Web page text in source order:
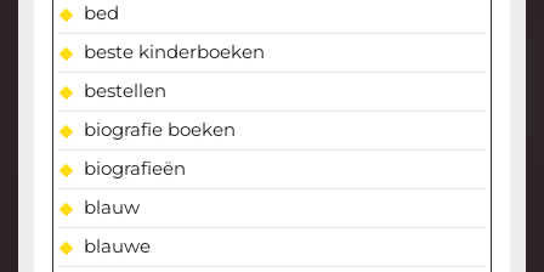
bed
beste kinderboeken
bestellen
biografie boeken
biografieën
blauw
blauwe